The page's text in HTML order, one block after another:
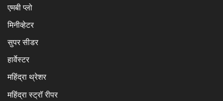
एमबी प्लो
मिनीव्हेटर
सुपर सीडर
हार्वेस्टर
महिंद्रा थ्रेशर
महिंद्रा स्ट्रॉ रीपर